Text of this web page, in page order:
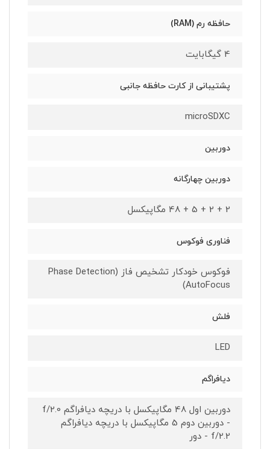
حافظه رم (RAM)
4 گیگابایت
پشتیبانی از کارت حافظه جانبی
microSDXC
دوربین
دوربین چهارگانه
2 + 2 + 5 + 48 مگاپیکسل
فناوری فوکوس
فوکوس خودکار تشخیص فاز (Phase Detection
AutoFocus)
فلش
LED
دیافراگم
دوربین اول 48 مگاپیکسل با دریچه دیافراگم f/2.0
- دوربین دوم 5 مگاپیکسل با دریچه دیافراگم
f/2.2 - دور